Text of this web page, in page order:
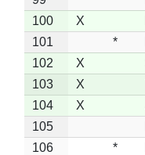
100
X
101
*
102
X
103
X
104
X
105
106
*